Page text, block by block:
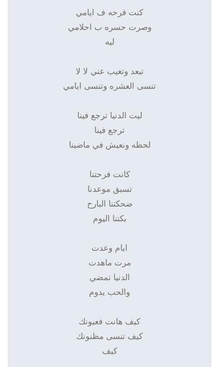
كنت فرحه ف ايامي
وصرت حسره ب احلامي
ليه
تبعد وتغيب عني لا لا
تنسى العشره وتنسى ايامي
ليت الدنيا ترجع فينا
ترجع فينا
لحظه ونعيش في ماضينا
كانت فرحتنا
تسبق موعدنا
ضحكتنا البارح
بكتنا اليوم
ايام وعدت
مرت ماهدت
الدنيا تمضي
والحب يدوم
كيف هانت فعيونك
كيف تنسى مظنونك
كيف